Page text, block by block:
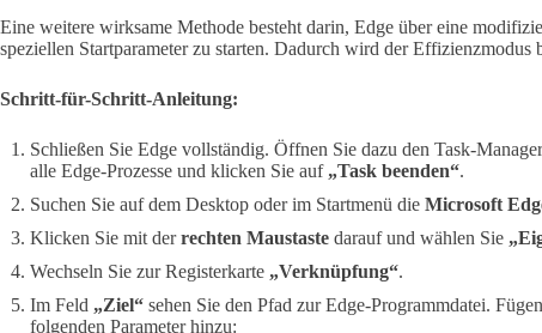
Eine weitere wirksame Methode besteht darin, Edge über eine
speziellen Startparameter zu starten. Dadurch wird der Effizienzmodus
Schritt-für-Schritt-Anleitung:
Schließen Sie Edge vollständig. Öffnen Sie dazu den Task-
alle Edge-Prozesse und klicken Sie auf „Task beenden“.
Suchen Sie auf dem Desktop oder im Startmenü die Microsoft
Klicken Sie mit derrechten Maustaste darauf und wählen Sie
Wechseln Sie zur Registerkarte „Verknüpfung“.
Im Feld „Ziel“ sehen Sie den Pfad zur Edge-Programmdatei.
folgenden Parameter hinzu: